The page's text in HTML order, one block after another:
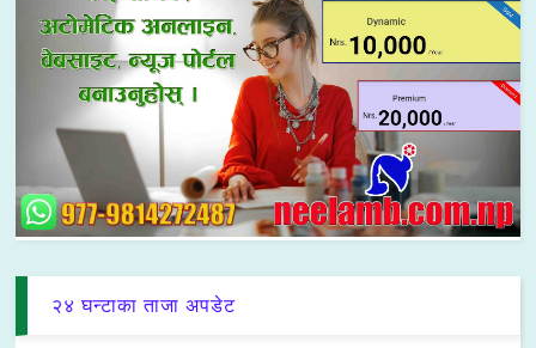
२४ घन्टाका ताजा अपडेट